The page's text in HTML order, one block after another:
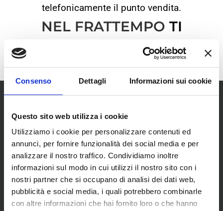
Consenso Dettagli Informazioni sui cookie
Questo sito web utilizza i cookie
Utilizziamo i cookie per personalizzare contenuti ed
annunci, per fornire funzionalità dei social media e per
analizzare il nostro traffico. Condividiamo inoltre
informazioni sul modo in cui utilizzi il nostro sito con i
nostri partner che si occupano di analisi dei dati web,
pubblicità e social media, i quali potrebbero combinarle
con altre informazioni che hai fornito loro o che hanno
telefonicamente il punto vendita.
NEL FRATTEMPO TI
DIAMO UN CALOROSO
BENVENUTO!
SCOPRI I NOSTRI CENTRI
MENU